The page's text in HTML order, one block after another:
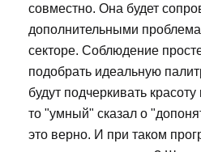
совместно. Она будет
дополнительными
секторе. Соблюдение
подобрать идеальную
будут подчеркивать
то "умный" сказал о
это верно. И при таком